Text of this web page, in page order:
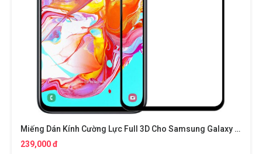
Miếng Dán Kính Cường Lực Full 3D Cho Samsung Galaxy A70 Hiệu Nillkin Amazing CP+ Pro
239,000 đ